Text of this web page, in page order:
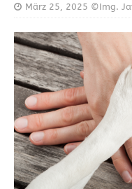
März 25, 2025 ©Img.